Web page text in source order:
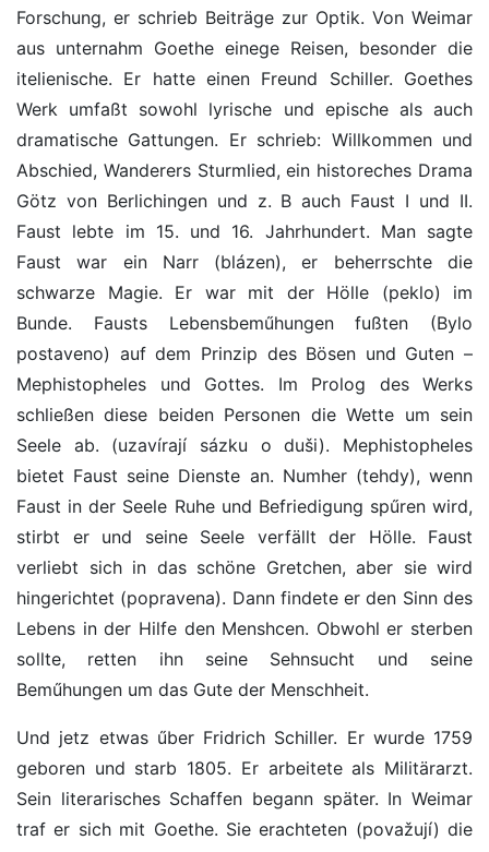
Forschung, er schrieb Beiträge zur Optik. Von Weimar
aus unternahm Goethe einege Reisen, besonder die
itelienische. Er hatte einen Freund Schiller. Goethes
Werk umfaßt sowohl lyrische und epische als auch
dramatische Gattungen. Er schrieb: Willkommen und
Abschied, Wanderers Sturmlied, ein historeches Drama
Götz von Berlichingen und z. B auch Faust I und II.
Faust lebte im 15. und 16. Jahrhundert. Man sagte
Faust war ein Narr (blázen), er beherrschte die
schwarze Magie. Er war mit der Hölle (peklo) im
Bunde. Fausts Lebensbeműhungen fußten (Bylo
postaveno) auf dem Prinzip des Bösen und Guten –
Mephistopheles und Gottes. Im Prolog des Werks
schließen diese beiden Personen die Wette um sein
Seele ab. (uzavírají sázku o duši). Mephistopheles
bietet Faust seine Dienste an. Numher (tehdy), wenn
Faust in der Seele Ruhe und Befriedigung spűren wird,
stirbt er und seine Seele verfällt der Hölle. Faust
verliebt sich in das schöne Gretchen, aber sie wird
hingerichtet (popravena). Dann findete er den Sinn des
Lebens in der Hilfe den Menshcen. Obwohl er sterben
sollte, retten ihn seine Sehnsucht und seine
Beműhungen um das Gute der Menschheit.
Und jetz etwas űber Fridrich Schiller. Er wurde 1759
geboren und starb 1805. Er arbeitete als Militärarzt.
Sein literarisches Schaffen begann später. In Weimar
traf er sich mit Goethe. Sie erachteten (považují) die